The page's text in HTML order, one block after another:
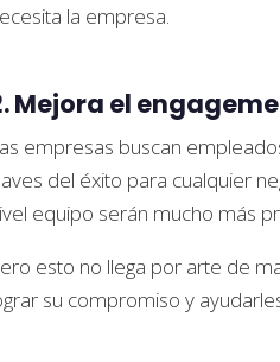
la empresa.
Mejora el
empresas buscan
del éxito para cualquier
equipo serán mucho más
esto no llega por arte de
su compromiso y